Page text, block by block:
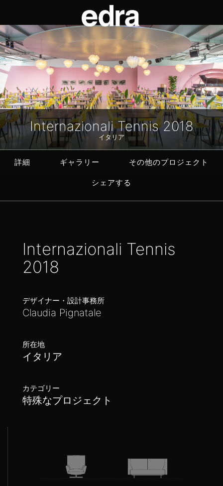
Internazionali Tennis 2018
イタリア
詳細 ギャラリー その他のプロジェクト
シェアする
Internazionali Tennis
2018
デザイナー・設計事務所
Claudia Pignatale
所在地
イタリア
カテゴリー
特殊なプロジェクト